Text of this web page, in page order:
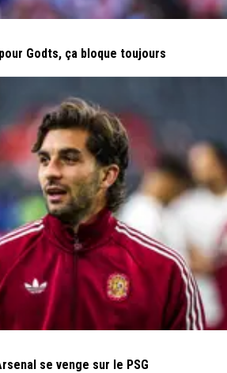
Godts, ça bloque toujours
se venge sur le PSG